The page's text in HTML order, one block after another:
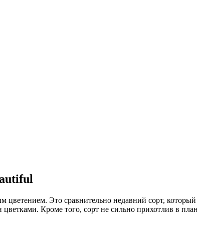
Это сравнительно недавний сорт, который
Кроме того, сорт не сильно прихотлив в